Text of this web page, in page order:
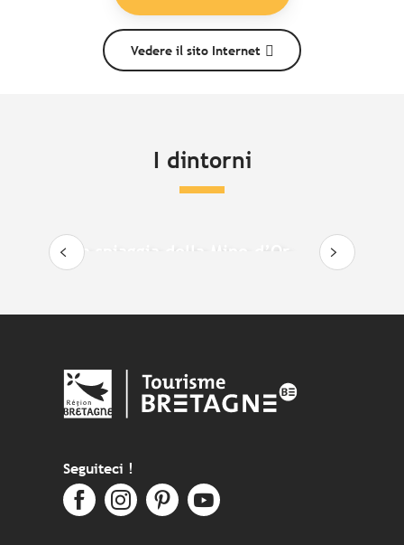
Vedere il sito Internet
I dintorni
La spiaggia della Mine-d’Or
Seguiteci !